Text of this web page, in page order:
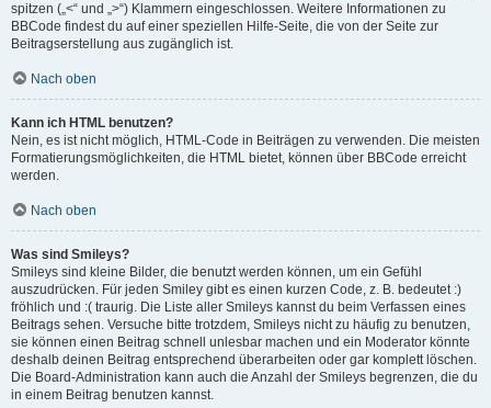
spitzen („<“ und „>“) Klammern eingeschlossen. Weitere Informationen zu
BBCode findest du auf einer speziellen Hilfe-Seite, die von der Seite zur
Beitragserstellung aus zugänglich ist.
Nach oben
Kann ich HTML benutzen?
Nein, es ist nicht möglich, HTML-Code in Beiträgen zu verwenden. Die meisten
Formatierungsmöglichkeiten, die HTML bietet, können über BBCode erreicht
werden.
Nach oben
Was sind Smileys?
Smileys sind kleine Bilder, die benutzt werden können, um ein Gefühl
auszudrücken. Für jeden Smiley gibt es einen kurzen Code, z. B. bedeutet :)
fröhlich und :( traurig. Die Liste aller Smileys kannst du beim Verfassen eines
Beitrags sehen. Versuche bitte trotzdem, Smileys nicht zu häufig zu benutzen,
sie können einen Beitrag schnell unlesbar machen und ein Moderator könnte
deshalb deinen Beitrag entsprechend überarbeiten oder gar komplett löschen.
Die Board-Administration kann auch die Anzahl der Smileys begrenzen, die du
in einem Beitrag benutzen kannst.